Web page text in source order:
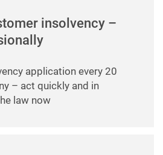
insolvency –
application every 20
– act quickly and in
law now